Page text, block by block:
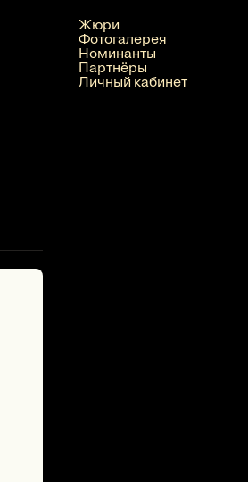
Жюри
Фотогалерея
Номинанты
Партнёры
Личный кабинет